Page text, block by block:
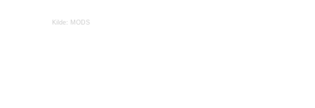
Kilde: MODS